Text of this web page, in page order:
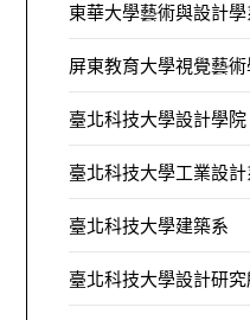
東華大學藝術與設計
屏東教育大學視覺藝術
臺北科技大學設計學院
臺北科技大學工業設計
臺北科技大學建築系
臺北科技大學設計研